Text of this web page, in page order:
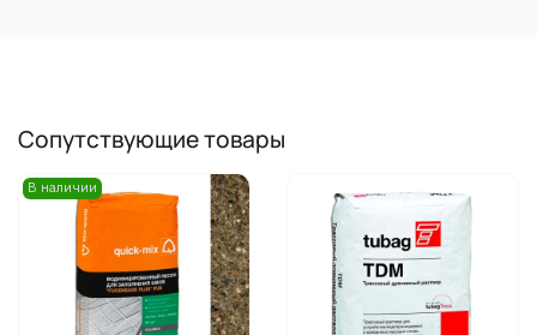
Сопутствующие товары
В наличии